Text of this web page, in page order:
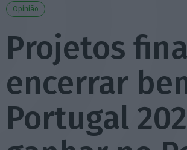
Opinião
Projetos
encerrar
Portugal